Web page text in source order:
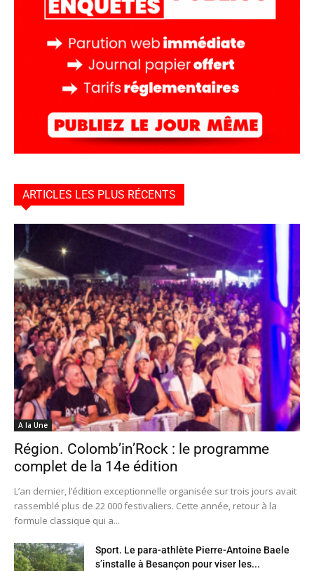
ARTICLES LES PLUS RÉCENTS
A la Une
Région. Colomb’in’Rock : le programme
complet de la 14e édition
L’an dernier, l’édition exceptionnelle organisée sur trois jours avait
rassemblé plus de 22 000 festivaliers. Cette année, retour à la
formule classique qui a...
Sport. Le para-athlète Pierre-Antoine Baele
s’installe à Besançon pour viser les...